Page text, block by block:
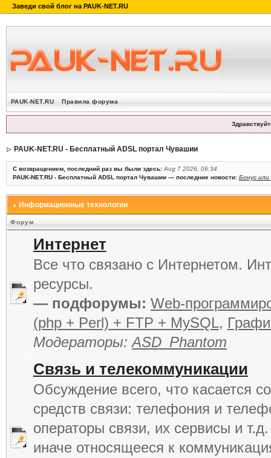
PAUK-NET.RU Правила форума
PAUK-NET.RU - Бесплатный ADSL портал Чувашии
С возвращением, последний раз вы были здесь: Aug 7 2026, 06:34
PAUK-NET.RU - Бесплатный ADSL портал Чувашии — последние новости: Бонус
Информационные технологии
Форум
Интернет
Все что связано с Интернетом.
ресурсы.
— подфорумы: Web-
(php + Perl) + FTP + MySQL,
Модераторы:ASD_Phantom
Связь и телекоммуникации
Обсуждение всего, что касается
средств связи: телефония и
операторы связи, их сервисы и
иначе относящееся к